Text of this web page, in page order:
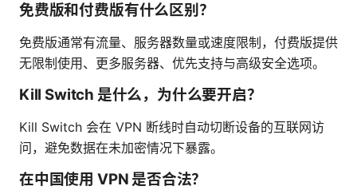
免费版和付费版有什么区别？
免费版通常有流量、服务器数量或速度限制，付费版提供
无限制使用、更多服务器、优先支持与高级安全选项。
Kill Switch 是什么，为什么要开启？
Kill Switch 会在 VPN 断线时自动切断设备的互联网访
问，避免数据在未加密情况下暴露。
在中国使用 VPN 是否合法？